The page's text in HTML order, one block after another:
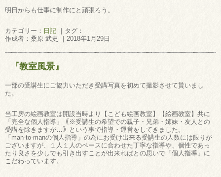
明日からも仕事に制作にと頑張ろう。
カテゴリー： 日記 ｜タグ：
作成者：桑原 武史 ｜2018年1月29日
『教室風景』
一部の受講生にご協力いただき受講写真を初めて撮影させて貰いまし
た。
当工房の絵画教室は開設当時より【こども絵画教室】【絵画教室】共に
「完全な個人指導」｟※受講生の希望での親子・兄弟・姉妹・友人との
受講を除きますが…｠という事で指導・運営をしてきました。
「man-to-manの個人指導」の為にお受け出来る受講生の人数には限りが
ございますが、１人１人のペースに合わせた丁寧な指導や、個性であっ
たり良さを少しでも引き出すことが出来ればとの思いで「個人指導」に
こだわっています。